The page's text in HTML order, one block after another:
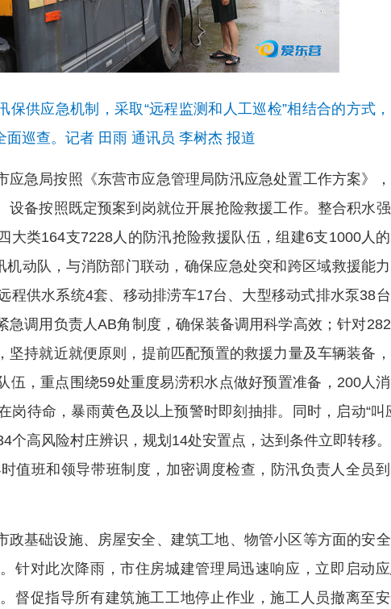
保供应急机制，采取“远程监测和人工巡检”相结合的方式
巡查。 记者 田雨 通讯员 李树杰 报道
应急局按照《东营市应急管理局防汛应急处置工作方案》
备按照既定预案到岗就位开展抢险救援工作。整合积水强
大类164支7228人的防汛抢险救援队伍，组建6支1000人
机动队，与消防部门联动，确保应急处突和跨区域救援能
程供水系统4套、移动排涝车17台、大型移动式排水泵38
急调用负责人AB角制度，确保装备调用科学高效；针对
坚持就近就便原则，提前匹配预置的救援力量及车辆装备
伍，重点围绕59处重度易涝积水点做好预置准备，200人
岗待命，暴雨黄色及以上预警时即刻抽排。同时，启动“叫
个高风险村庄辨识，规划14处安置点，达到条件立即转移。
值班和领导带班制度，加密调度检查，防汛负责人全员
政基础设施、房屋安全、建筑工地、物管小区等方面的安
针对此次降雨，市住房城建管理局迅速响应，立即启动
督促指导所有建筑施工工地停止作业，施工人员撤离至